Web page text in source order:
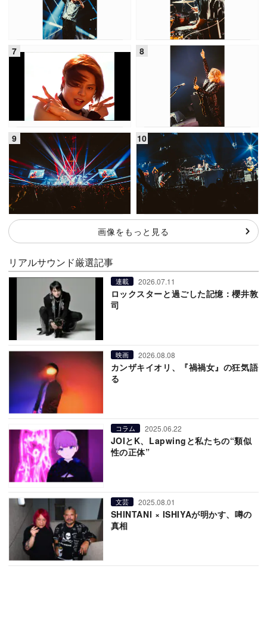
画像をもっと見る
リアルサウンド厳選記事
連載 2026.07.11
ロックスターと過ごした記憶：櫻井敦
司
映画 2026.08.08
カンザキイオリ、『禍禍女』の狂気語
る
コラム 2025.06.22
JOIとK、Lapwingと私たちの“類似
性の正体”
文芸 2025.08.01
SHINTANI × ISHIYAが明かす、噂の
真相